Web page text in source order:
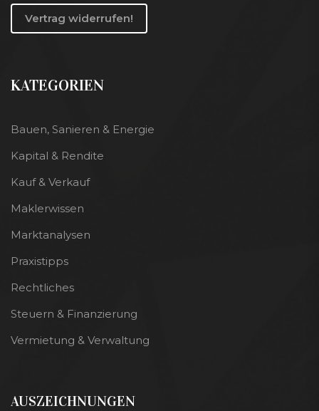
Vertrag widerrufen!
KATEGORIEN
Bauen, Sanieren & Energie
Kapital & Rendite
Kauf & Verkauf
Maklerwissen
Marktanalysen
Praxistipps
Rechtliches
Steuern & Finanzierung
Vermietung & Verwaltung
AUSZEICHNUNGEN